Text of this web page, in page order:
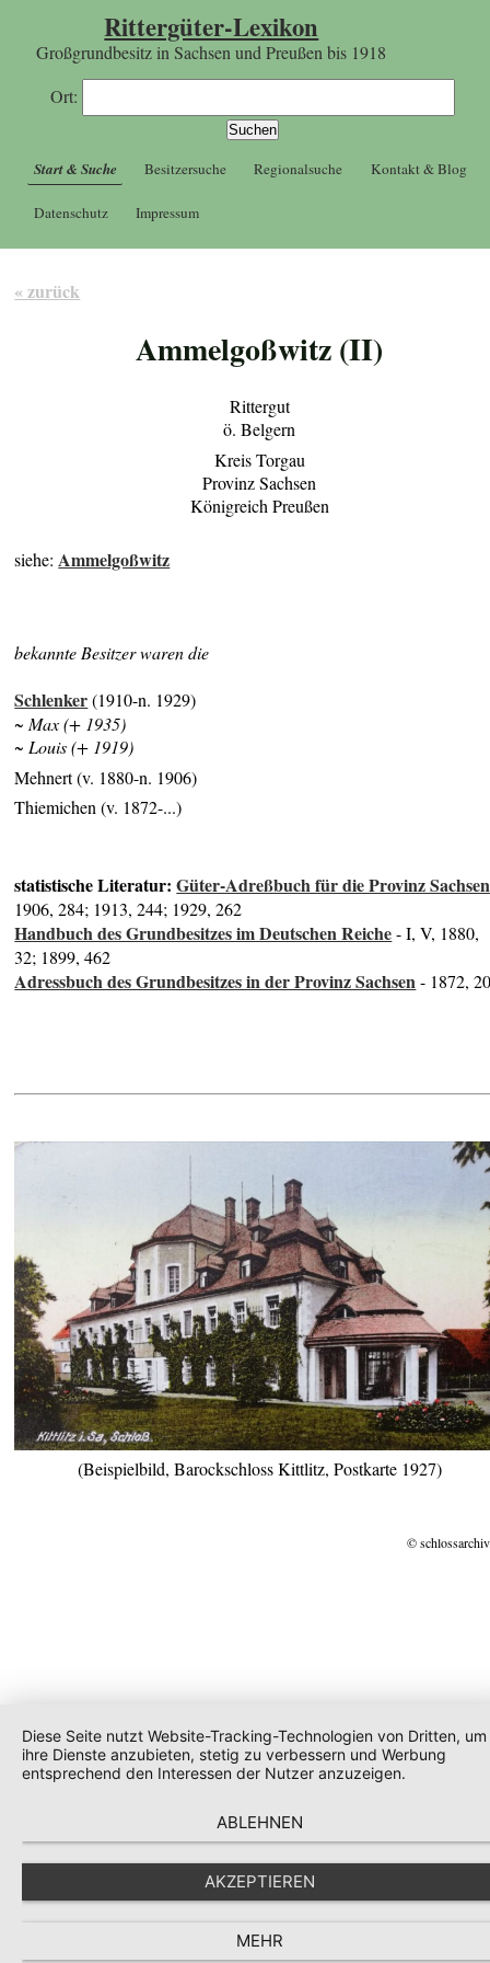
Rittergüter-Lexikon
Großgrundbesitz in Sachsen und Preußen bis 1918
Ort:
Start & Suche Besitzersuche Regionalsuche Kontakt & Blog
Datenschutz Impressum
« zurück
Ammelgoßwitz (II)
Rittergut
ö. Belgern
Kreis Torgau
Provinz Sachsen
Königreich Preußen
siehe: Ammelgoßwitz
bekannte Besitzer waren die
Schlenker(1910-n. 1929)
~ Max (+ 1935)
~ Louis (+ 1919)
Mehnert (v. 1880-n. 1906)
Thiemichen (v. 1872-...)
statistische Literatur:Güter-Adreßbuch für die Provinz Sachsen
1906, 284; 1913, 244; 1929, 262
Handbuch des Grundbesitzes im Deutschen Reiche- I, V, 1880,
32; 1899, 462
Adressbuch des Grundbesitzes in der Provinz Sachsen- 1872,
(Beispielbild, Barockschloss Kittlitz, Postkarte 1927)
©
Diese Seite nutzt Website-Tracking-Technologien von Dritten, um
ihre Dienste anzubieten, stetig zu verbessern und Werbung
entsprechend den Interessen der Nutzer anzuzeigen.
ABLEHNEN
AKZEPTIEREN
MEHR